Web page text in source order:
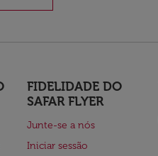
FIDELIDADE DO
SAFAR FLYER
Junte-se a nós
Iniciar sessão